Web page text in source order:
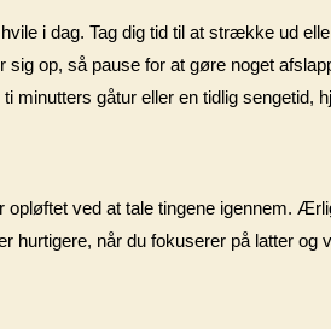
i dag. Tag dig tid til at strække ud
op, så pause for at gøre noget
minutters gåtur eller en tidlig
opløftet ved at tale tingene igennem.
hurtigere, når du fokuserer på latter og